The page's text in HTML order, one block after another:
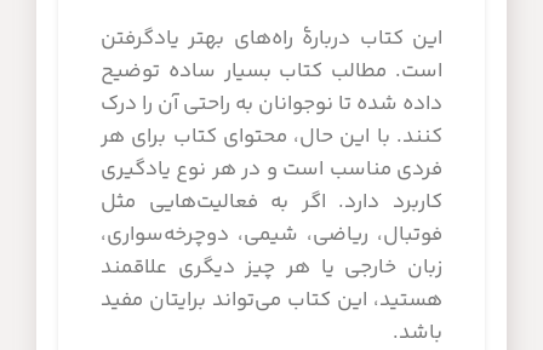
این کتاب دربارهٔ راه‌های بهتر یادگرفتن
است. مطالب کتاب بسیار ساده توضیح
داده شده تا نوجوانان به راحتی آن را درک
کنند. با این حال، محتوای کتاب برای هر
فردی مناسب است و در هر نوع یادگیری
کاربرد دارد. اگر به فعالیت‌هایی مثل
فوتبال، ریاضی، شیمی، دوچرخه‌سواری،
زبان خارجی یا هر چیز دیگری علاقمند
هستید، این کتاب می‌تواند برایتان مفید
باشد.